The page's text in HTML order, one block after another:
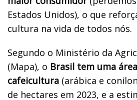
Estados Unidos), o que
cultura na vida de todos nós.
Segundo o Ministério da
(Mapa), o Brasil tem uma
cafeicultura (arábica e
de hectares em 2023, e a